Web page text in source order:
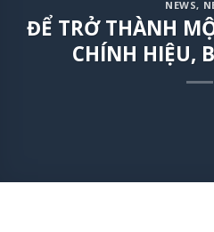
NEWS,
ĐỂ TRỞ THÀNH
CHÍNH HIỆU,